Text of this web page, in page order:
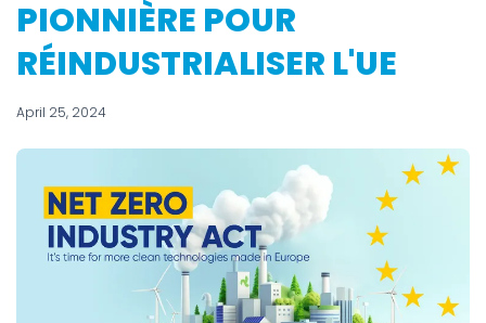
PIONNIÈRE POUR
RÉINDUSTRIALISER L'UE
April 25, 2024